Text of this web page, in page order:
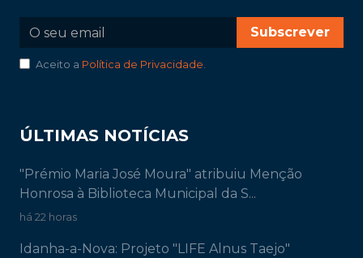
Subscrever
Aceito a Política de Privacidade.
ÚLTIMAS NOTÍCIAS
"Prémio Maria José Moura" atribuiu Menção
Honrosa à Biblioteca Municipal da S...
há 22 horas
Idanha-a-Nova: Projeto "LIFE Alnus Taejo"